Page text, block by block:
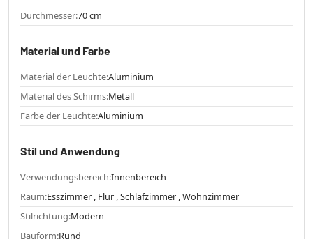
Durchmesser:70 cm
Material und Farbe
Material der Leuchte:Aluminium
Material des Schirms:Metall
Farbe der Leuchte:Aluminium
Stil und Anwendung
Verwendungsbereich:Innenbereich
Raum:Esszimmer , Flur , Schlafzimmer , Wohnzimmer
Stilrichtung:Modern
Bauform:Rund